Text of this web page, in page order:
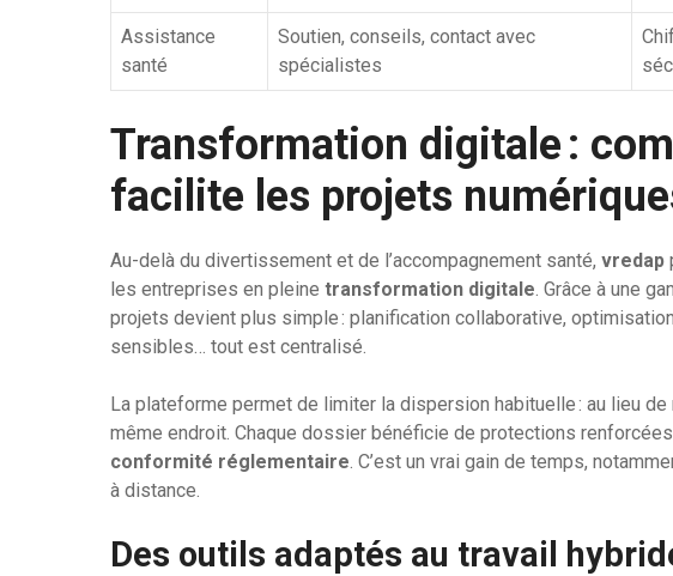
Assistance
santé
Soutien, conseils, contact avec
spécialistes
Transformation digitale :
facilite les projets
Au-delà du divertissement et de l’accompagnement santé, vredap
les entreprises en pleine transformation digitale . Grâce à une
projets devient plus simple : planification collaborative,
sensibles… tout est centralisé.
La plateforme permet de limiter la dispersion habituelle : au lieu
même endroit. Chaque dossier bénéficie de protections
conformité réglementaire . C’est un vrai gain de temps,
à distance.
Des outils adaptés au travail